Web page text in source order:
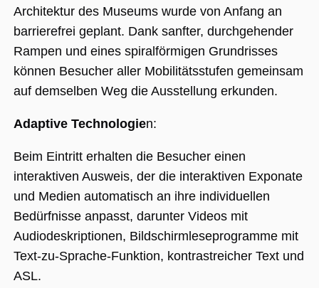
Architektur des Museums wurde von Anfang an
barrierefrei geplant. Dank sanfter, durchgehender
Rampen und eines spiralförmigen Grundrisses
können Besucher aller Mobilitätsstufen gemeinsam
auf demselben Weg die Ausstellung erkunden.
Adaptive Technologien:
Beim Eintritt erhalten die Besucher einen
interaktiven Ausweis, der die interaktiven Exponate
und Medien automatisch an ihre individuellen
Bedürfnisse anpasst, darunter Videos mit
Audiodeskriptionen, Bildschirmleseprogramme mit
Text-zu-Sprache-Funktion, kontrastreicher Text und
ASL.
verwendeten
von Google.
wird
um eindeutige
Benutzer zu
indem eine
enthalten und
wird zur
Berechnung
Besucher-,
für die Site-
verwendet.